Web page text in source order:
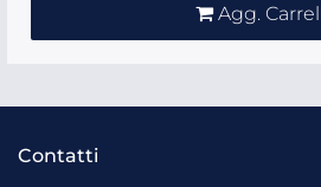
Agg.
Contatti